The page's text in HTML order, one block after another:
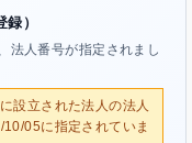
）
法人番号が指定されまし
設立された法人の法人
05に指定されていま